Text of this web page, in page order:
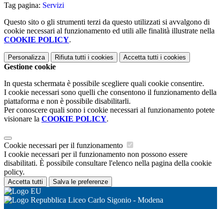
Tag pagina: Servizi
Questo sito o gli strumenti terzi da questo utilizzati si avvalgono di
cookie necessari al funzionamento ed utili alle finalità illustrate nella
COOKIE POLICY.
Personalizza Rifiuta tutti i cookies Accetta tutti i cookies
Gestione cookie
In questa schermata è possibile scegliere quali cookie consentire.
I cookie necessari sono quelli che consentono il funzionamento della
piattaforma e non è possibile disabilitarli.
Per conoscere quali sono i cookie necessari al funzionamento potete
visionare la COOKIE POLICY.
Cookie necessari per il funzionamento
I cookie necessari per il funzionamento non possono essere
disabilitati. È possibile consultare l'elenco nella pagina della cookie
policy.
Accetta tutti Salva le preferenze
Liceo Carlo Sigonio - Modena